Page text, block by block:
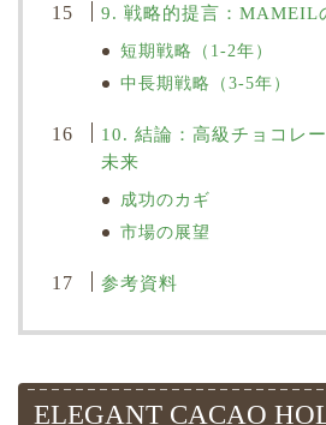
9. 戦略的提言：MAMEIL
短期戦略（1-2年）
中長期戦略（3-5年）
10. 結論：高級チョコレ
未来
成功のカギ
市場の展望
参考資料
ELEGANT CACAO